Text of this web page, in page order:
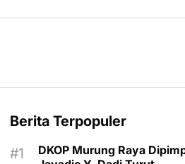
Berita Terpopuler
DKOP Murung Raya